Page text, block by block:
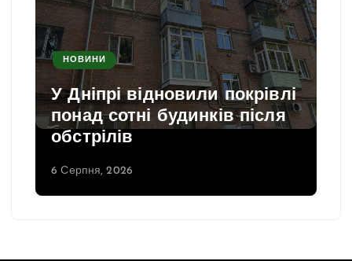
НОВИНИ
У Дніпрі відновили покрівлі
понад сотні будинків після
обстрілів
6 Серпня, 2026